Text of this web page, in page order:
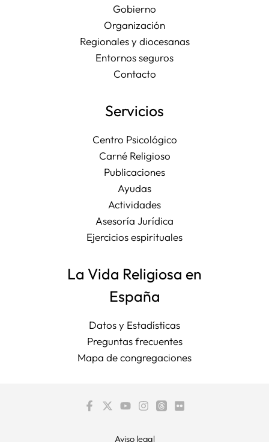
Gobierno
Organización
Regionales y diocesanas
Entornos seguros
Contacto
Servicios
Centro Psicológico
Carné Religioso
Publicaciones
Ayudas
Actividades
Asesoría Jurídica
Ejercicios espirituales
La Vida Religiosa en
España
Datos y Estadísticas
Preguntas frecuentes
Mapa de congregaciones
Aviso legal